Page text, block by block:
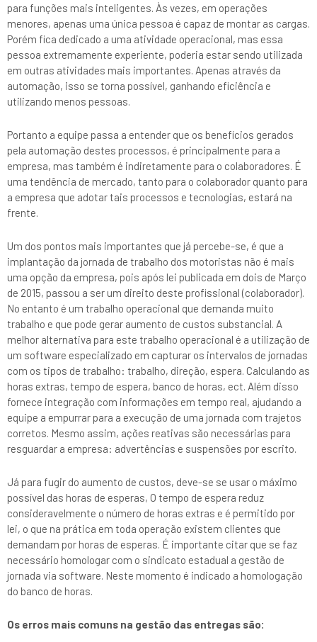
para funções mais inteligentes. Às vezes, em operações
menores, apenas uma única pessoa é capaz de montar as cargas.
Porém fica dedicado a uma atividade operacional, mas essa
pessoa extremamente experiente, poderia estar sendo utilizada
em outras atividades mais importantes. Apenas através da
automação, isso se torna possível, ganhando eficiência e
utilizando menos pessoas.
Portanto a equipe passa a entender que os benefícios gerados
pela automação destes processos, é principalmente para a
empresa, mas também é indiretamente para o colaboradores. É
uma tendência de mercado, tanto para o colaborador quanto para
a empresa que adotar tais processos e tecnologias, estará na
frente.
Um dos pontos mais importantes que já percebe-se, é que a
implantação da jornada de trabalho dos motoristas não é mais
uma opção da empresa, pois após lei publicada em dois de Março
de 2015, passou a ser um direito deste profissional (colaborador).
No entanto é um trabalho operacional que demanda muito
trabalho e que pode gerar aumento de custos substancial. A
melhor alternativa para este trabalho operacional é a utilização de
um software especializado em capturar os intervalos de jornadas
com os tipos de trabalho: trabalho, direção, espera. Calculando as
horas extras, tempo de espera, banco de horas, ect. Além disso
fornece integração com informações em tempo real, ajudando a
equipe a empurrar para a execução de uma jornada com trajetos
corretos. Mesmo assim, ações reativas são necessárias para
resguardar a empresa: advertências e suspensões por escrito.
Já para fugir do aumento de custos, deve-se se usar o máximo
possível das horas de esperas, O tempo de espera reduz
consideravelmente o número de horas extras e é permitido por
lei, o que na prática em toda operação existem clientes que
demandam por horas de esperas. É importante citar que se faz
necessário homologar com o sindicato estadual a gestão de
jornada via software. Neste momento é indicado a homologação
do banco de horas.
Os erros mais comuns na gestão das entregas são: